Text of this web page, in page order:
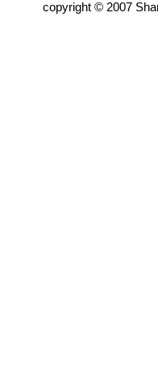
copyright © 2007